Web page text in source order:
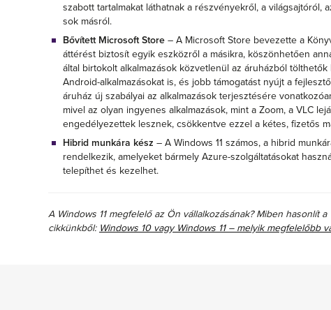
szabott tartalmakat láthatnak a részvényekről, a világsajtóról,
sok másról.
Bővített Microsoft Store – A Microsoft Store bevezette a
áttérést biztosít egyik eszközről a másikra, köszönhetően
által birtokolt alkalmazások közvetlenül az áruházból
Android-alkalmazásokat is, és jobb támogatást nyújt a
áruház új szabályai az alkalmazások terjesztésére
mivel az olyan ingyenes alkalmazások, mint a Zoom, a VLC
engedélyezettek lesznek, csökkentve ezzel a kétes, fizetős
Hibrid munkára kész – A Windows 11 számos, a hibrid
rendelkezik, amelyeket bármely Azure-szolgáltatásokat
telepíthet és kezelhet.
A Windows 11 megfelelő az Ön vállalkozásának? Miben hasonlít
cikkünkből: Windows 10 vagy Windows 11 – melyik megfelelőbb